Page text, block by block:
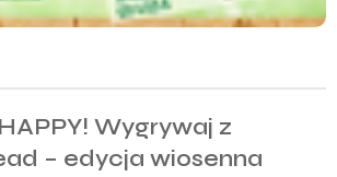
Wygrywaj z
– edycja wiosenna